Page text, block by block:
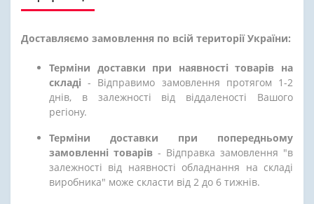
Доставляємо замовлення по всій території України:
Терміни доставки при наявності товарів на
складі - Відправимо замовлення протягом 1-2
днів, в залежності від віддаленості Вашого
регіону.
Терміни доставки при попередньому
замовленні товарів - Відправка замовлення "в
залежності від наявності обладнання на складі
виробника" може скласти від 2 до 6 тижнів.